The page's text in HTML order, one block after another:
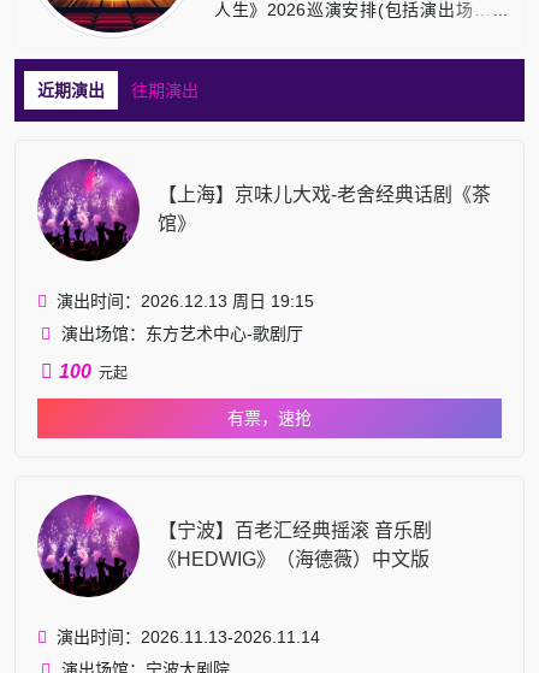
人生》2026巡演安排(包括演出场馆，
近期演出 往期演出
【上海】京味儿大戏-老舍经典话剧《茶
馆》
演出时间：2026.12.13 周日 19:15
演出场馆：东方艺术中心-歌剧厅
100 元起
有票，速抢
【宁波】百老汇经典摇滚 音乐剧
《HEDWIG》（海德薇）中文版
演出时间：2026.11.13-2026.11.14
演出场馆：宁波大剧院